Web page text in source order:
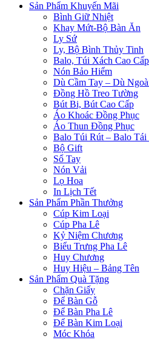
Sản Phẩm Khuyến Mãi
Bình Giữ Nhiệt
Khay Mứt-Bộ Bàn Ăn
Ly Sứ
Ly, Bộ Bình Thủy Tinh
Balo, Túi Xách Cao Cấp
Nón Bảo Hiểm
Dù Cầm Tay – Dù
Đồng Hồ Treo Tường
Bút Bi, Bút Cao Cấp
Áo Khoác Đồng Phục
Áo Thun Đồng Phục
Balo Túi Rút – Balo Tái
Bộ Gift
Sổ Tay
Nón Vải
Lọ Hoa
In Lịch Tết
Sản Phẩm Phần Thưởng
Cúp Kim Loại
Cúp Pha Lê
Kỷ Niệm Chương
Biểu Trưng Pha Lê
Huy Chương
Huy Hiệu – Bảng Tên
Sản Phẩm Quà Tặng
Chặn Giấy
Để Bàn Gỗ
Để Bàn Pha Lê
Để Bàn Kim Loại
Móc Khóa